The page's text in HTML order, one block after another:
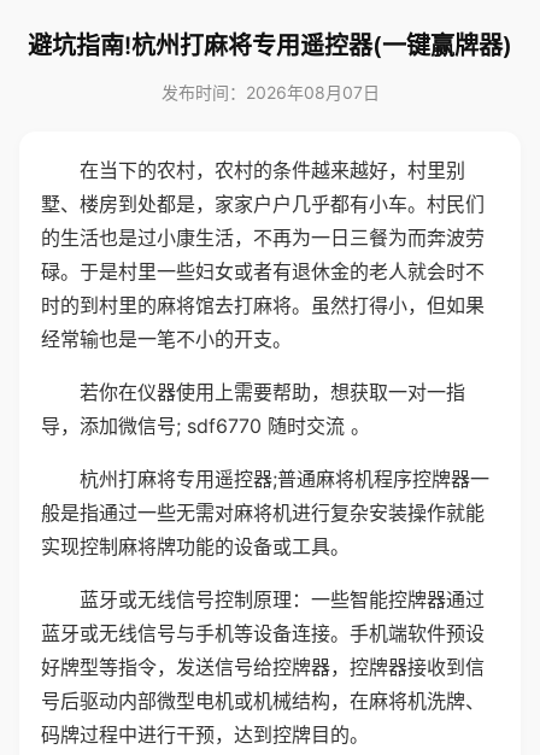
避坑指南!杭州打麻将专用遥控器(一键赢牌器)
发布时间：2026年08月07日
在当下的农村，农村的条件越来越好，村里别
墅、楼房到处都是，家家户户几乎都有小车。村民们
的生活也是过小康生活，不再为一日三餐为而奔波劳
碌。于是村里一些妇女或者有退休金的老人就会时不
时的到村里的麻将馆去打麻将。虽然打得小，但如果
经常输也是一笔不小的开支。
若你在仪器使用上需要帮助，想获取一对一指
导，添加微信号; sdf6770 随时交流 。
杭州打麻将专用遥控器;普通麻将机程序控牌器一
般是指通过一些无需对麻将机进行复杂安装操作就能
实现控制麻将牌功能的设备或工具。
蓝牙或无线信号控制原理：一些智能控牌器通过
蓝牙或无线信号与手机等设备连接。手机端软件预设
好牌型等指令，发送信号给控牌器，控牌器接收到信
号后驱动内部微型电机或机械结构，在麻将机洗牌、
码牌过程中进行干预，达到控牌目的。